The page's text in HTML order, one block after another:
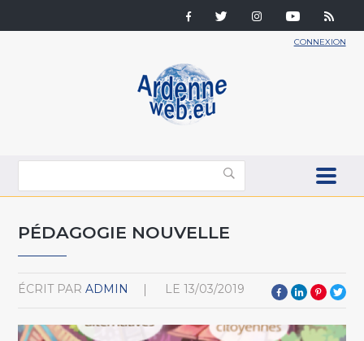
CONNEXION
PÉDAGOGIE NOUVELLE
ÉCRIT PAR ADMIN LE 13/03/2019